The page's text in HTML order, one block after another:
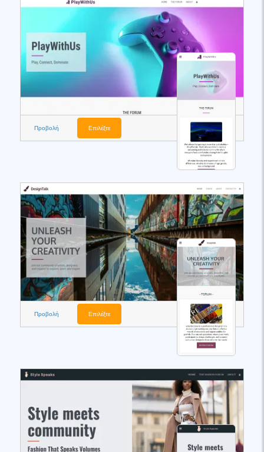
Προβολή Επιλέξτε
Προβολή Επιλέξτε